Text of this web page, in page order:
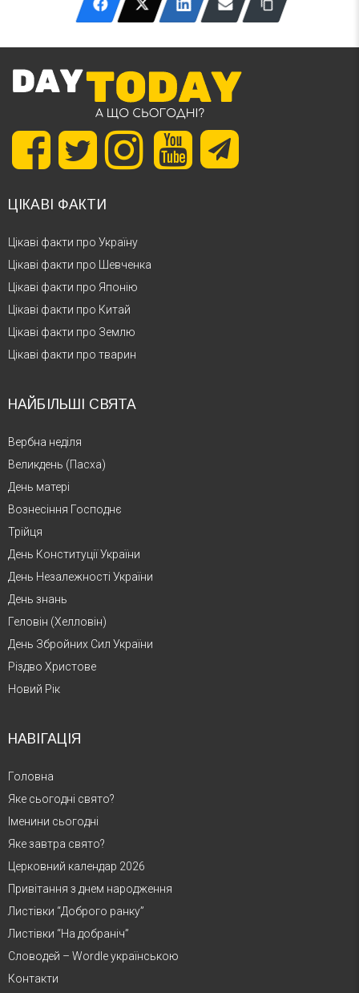
ЦІКАВІ ФАКТИ
Цікаві факти про Україну
Цікаві факти про Шевченка
Цікаві факти про Японію
Цікаві факти про Китай
Цікаві факти про Землю
Цікаві факти про тварин
НАЙБІЛЬШІ СВЯТА
Вербна неділя
Великдень (Пасха)
День матері
Вознесіння Господнє
Трійця
День Конституції України
День Незалежності України
День знань
Геловін (Хелловін)
День Збройних Сил України
Різдво Христове
Новий Рік
НАВІГАЦІЯ
Головна
Яке сьогодні свято?
Іменини сьогодні
Яке завтра свято?
Церковний календар 2026
Привітання з днем народження
Листівки “Доброго ранку”
Листівки “На добраніч”
Словодей – Wordle українською
Контакти